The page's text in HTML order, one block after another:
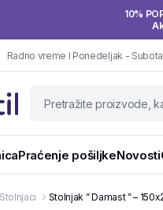
10%
Radno vreme I Ponedeljak -
Praćenje pošiljkeNovosti
Stolnjaci Stolnjak ” Damast ” –